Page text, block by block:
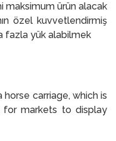
maksimum ürün alacak
özel kuvvetlendirmiş
fazla yük alabilmek
carriage, which is
for markets to display